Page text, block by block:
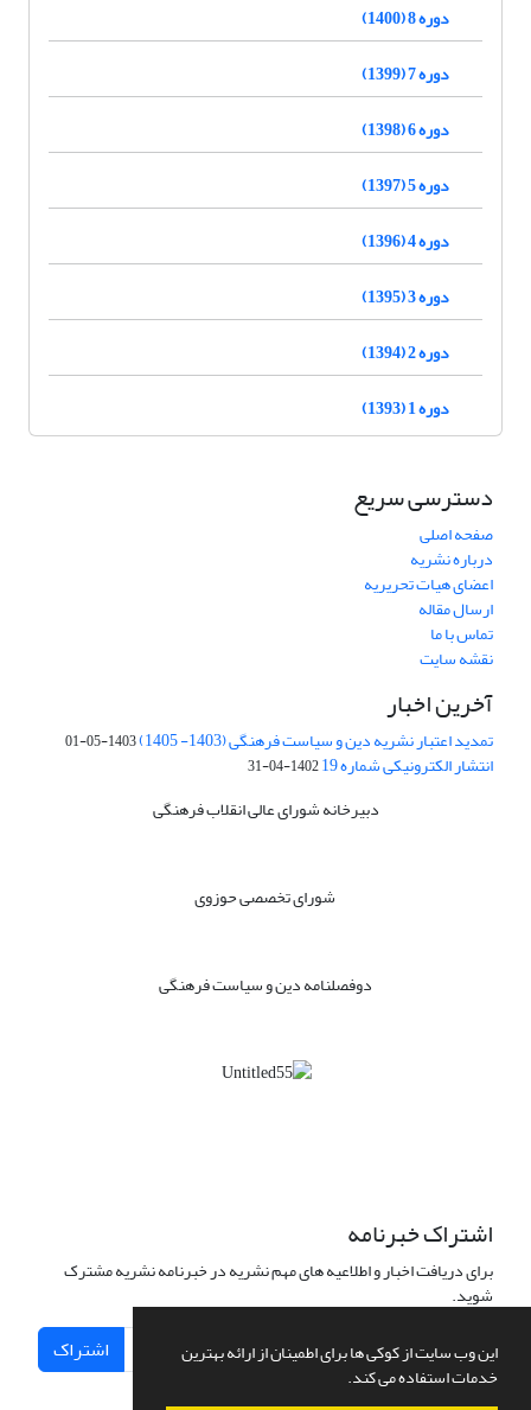
این وب سایت از کوکی ها برای اطمینان از ارائه بهترین
خدمات استفاده می کند.
دوره 8 (1400)
دوره 7 (1399)
دوره 6 (1398)
دوره 5 (1397)
دوره 4 (1396)
دوره 3 (1395)
دوره 2 (1394)
دوره 1 (1393)
دسترسی سریع
صفحه اصلی
درباره نشریه
اعضای هیات تحریریه
ارسال مقاله
تماس با ما
نقشه سایت
آخرین اخبار
تمدید اعتبار نشریه دین و سیاست فرهنگی (1403- 1405) 1403-05-01
انتشار الکترونیکی شماره 19 1402-04-31
دبیرخانه شورای عالی انقلاب فرهنگی
شورای تخصصی حوزوی
دوفصلنامه دین و سیاست فرهنگی
اشتراک خبرنامه
برای دریافت اخبار و اطلاعیه های مهم نشریه در خبرنامه نشریه مشترک
شوید.
اشتراک